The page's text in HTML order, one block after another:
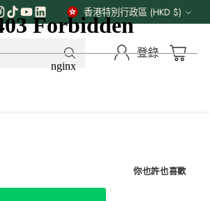
貨
幣
香港特別行政區 (HKD $)
登錄
你也許也喜歡